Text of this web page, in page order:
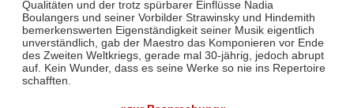
Qualitäten und der trotz spürbarer Einflüsse Nadia
Boulangers und seiner Vorbilder Strawinsky und Hindemith
bemerkenswerten Eigenständigkeit seiner Musik eigentlich
unverständlich, gab der Maestro das Komponieren vor Ende
des Zweiten Weltkriegs, gerade mal 30-jährig, jedoch abrupt
auf. Kein Wunder, dass es seine Werke so nie ins Repertoire
schafften.